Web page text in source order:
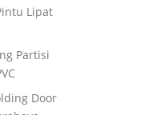
Lipat
Partisi
Door